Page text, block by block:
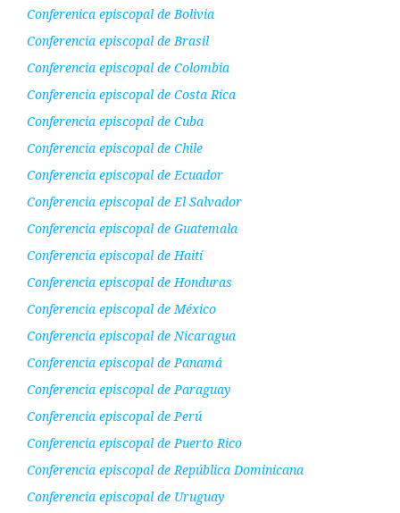
Conferenica episcopal de Bolivia
Conferencia episcopal de Brasil
Conferencia episcopal de Colombia
Conferencia episcopal de Costa Rica
Conferencia episcopal de Cuba
Conferencia episcopal de Chile
Conferencia episcopal de Ecuador
Conferencia episcopal de El Salvador
Conferencia episcopal de Guatemala
Conferencia episcopal de Haití
Conferencia episcopal de Honduras
Conferencia episcopal de México
Conferencia episcopal de Nicaragua
Conferencia episcopal de Panamá
Conferencia episcopal de Paraguay
Conferencia episcopal de Perú
Conferencia episcopal de Puerto Rico
Conferencia episcopal de República Dominicana
Conferencia episcopal de Uruguay